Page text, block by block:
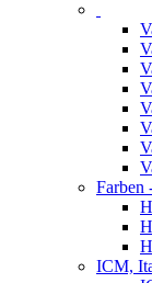
Farben
ICM,